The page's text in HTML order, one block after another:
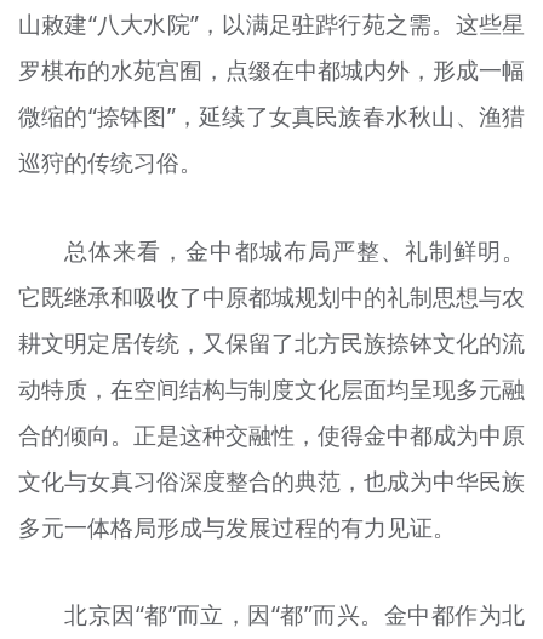
山敕建“八大水院”，以满足驻跸行苑之需。这些星
罗棋布的水苑宫囿，点缀在中都城内外，形成一幅
微缩的“捺钵图”，延续了女真民族春水秋山、渔猎
巡狩的传统习俗。
总体来看，金中都城布局严整、礼制鲜明。
它既继承和吸收了中原都城规划中的礼制思想与农
耕文明定居传统，又保留了北方民族捺钵文化的流
动特质，在空间结构与制度文化层面均呈现多元融
合的倾向。正是这种交融性，使得金中都成为中原
文化与女真习俗深度整合的典范，也成为中华民族
多元一体格局形成与发展过程的有力见证。
北京因“都”而立，因“都”而兴。金中都作为北